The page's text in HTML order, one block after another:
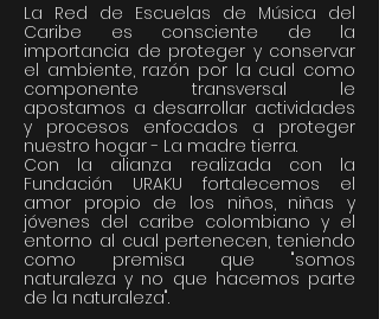
La Red de Escuelas de Música del
Caribe es consciente de la
importancia de proteger y conservar
el ambiente, razón por la cual como
componente transversal le
apostamos a desarrollar actividades
y procesos enfocados a proteger
nuestro hogar - La madre tierra.
Con la alianza realizada con la
Fundación URAKU fortalecemos el
amor propio de los niños, niñas y
jóvenes del caribe colombiano y el
entorno al cual pertenecen, teniendo
como premisa que "somos
naturaleza y no que hacemos parte
de la naturaleza".